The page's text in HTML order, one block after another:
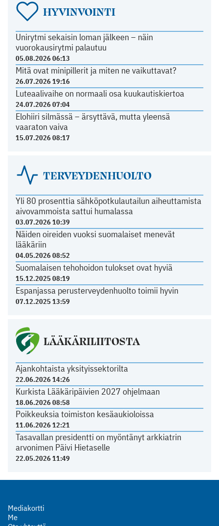
HYVINVOINTI
Unirytmi sekaisin loman jälkeen – näin
vuorokausirytmi palautuu
05.08.2026 06:13
Mitä ovat minipillerit ja miten ne vaikuttavat?
26.07.2026 19:16
Luteaalivaihe on normaali osa kuukautiskiertoa
24.07.2026 07:04
Elohiiri silmässä – ärsyttävä, mutta yleensä
vaaraton vaiva
15.07.2026 08:17
TERVEYDENHUOLTO
Yli 80 prosenttia sähköpotkulautailun aiheuttamista
aivovammoista sattui humalassa
03.07.2026 10:39
Näiden oireiden vuoksi suomalaiset menevät
lääkäriin
04.05.2026 08:52
Suomalaisen tehohoidon tulokset ovat hyviä
15.12.2025 08:19
Espanjassa perusterveydenhuolto toimii hyvin
07.12.2025 13:59
LÄÄKÄRILIITOSTA
Ajankohtaista yksityissektorilta
22.06.2026 14:26
Kurkista Lääkäripäivien 2027 ohjelmaan
18.06.2026 08:58
Poikkeuksia toimiston kesäaukioloissa
11.06.2026 12:21
Tasavallan presidentti on myöntänyt arkkiatrin
arvonimen Päivi Hietaselle
22.05.2026 11:49
Mediakortti
Me